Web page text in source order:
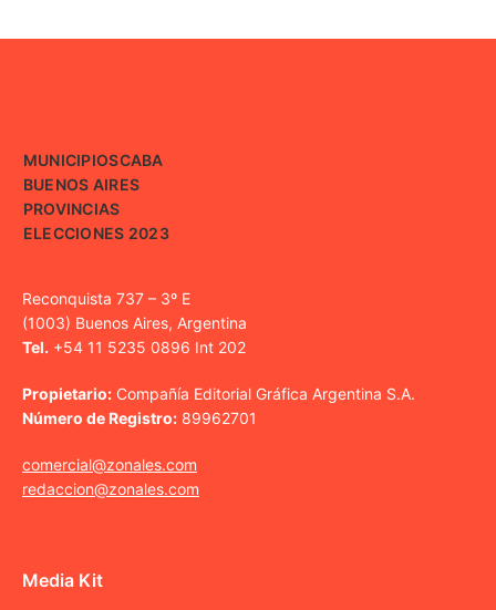
MUNICIPIOSCABA
BUENOS AIRES
PROVINCIAS
ELECCIONES 2023
Reconquista 737 – 3º E
(1003) Buenos Aires, Argentina
Tel. +54 11 5235 0896 Int 202
Propietario: Compañía Editorial Gráfica Argentina S.A.
Número de Registro: 89962701
comercial@zonales.com
redaccion@zonales.com
Media Kit